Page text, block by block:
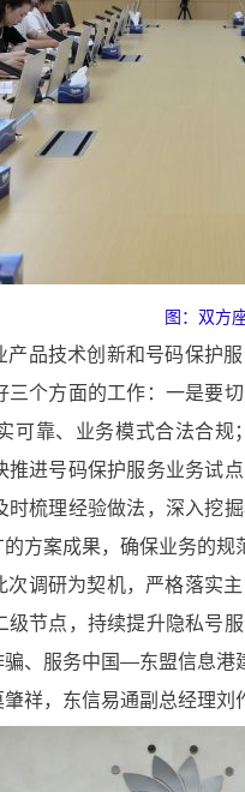
图：双方
品技术创新和号码保护
个方面的工作：一是要
可靠、业务模式合法合
进号码保护服务业务试
梳理经验做法，深入挖
方案成果，确保业务的规
调研为契机，严格落实
节点，持续提升隐私号
、服务中国—东盟信息港
祥，东信易通副总经理刘